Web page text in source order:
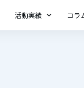
活動実績 コラ